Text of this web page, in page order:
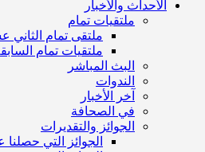
الأحداث والأخبار
ملتقيات تمام
ملتقى تمام الثاني
ملتقيات تمام
البث المباشر
الندوات
آخر الأخبار
في الصحافة
الجوائز والتقديرات
الجوائز التي حصلنا